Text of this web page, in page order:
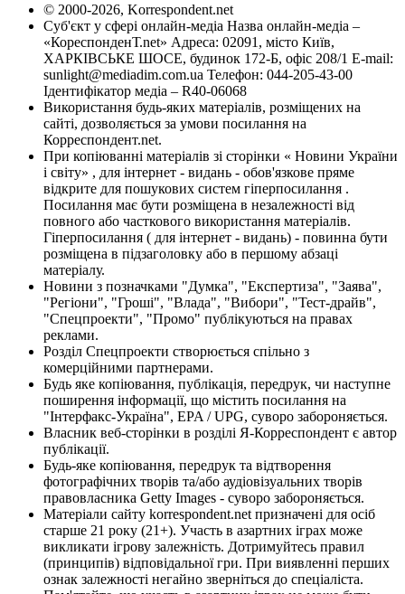
© 2000-2026, Korrespondent.net
Суб'єкт у сфері онлайн-медіа Назва онлайн-медіа –
«КореспонденТ.net» Адреса: 02091, місто Київ,
ХАРКІВСЬКЕ ШОСЕ, будинок 172-Б, офіс 208/1 E-mail:
sunlight@mediadim.com.ua Телефон: 044-205-43-00
Ідентифікатор медіа – R40-06068
Використання будь-яких матеріалів, розміщених на
сайті, дозволяється за умови посилання на
Корреспондент.net.
При копіюванні матеріалів зі сторінки « Новини України
і світу» , для інтернет - видань - обов'язкове пряме
відкрите для пошукових систем гіперпосилання .
Посилання має бути розміщена в незалежності від
повного або часткового використання матеріалів.
Гіперпосилання ( для інтернет - видань) - повинна бути
розміщена в підзаголовку або в першому абзаці
матеріалу.
Новини з позначками "Думка", "Експертиза", "Заява",
"Регіони", "Гроші", "Влада", "Вибори", "Тест-драйв",
"Спецпроекти", "Промо" публікуються на правах
реклами.
Розділ Спецпроекти створюється спільно з
комерційними партнерами.
Будь яке копіювання, публікація, передрук, чи наступне
поширення інформації, що містить посилання на
"Інтерфакс-Україна", EPA / UPG, суворо забороняється.
Власник веб-сторінки в розділі Я-Корреспондент є автор
публікації.
Будь-яке копіювання, передрук та відтворення
фотографічних творів та/або аудіовізуальних творів
правовласника Getty Images - суворо забороняється.
Матеріали сайту korrespondent.net призначені для осіб
старше 21 року (21+). Участь в азартних іграх може
викликати ігрову залежність. Дотримуйтесь правил
(принципів) відповідальної гри. При виявленні перших
ознак залежності негайно зверніться до спеціаліста.